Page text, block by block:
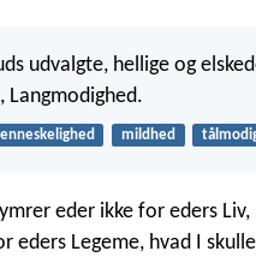
udvalgte, hellige og
Langmodighed.
mildhed
eder ikke for eders
eders Legeme, hvad I